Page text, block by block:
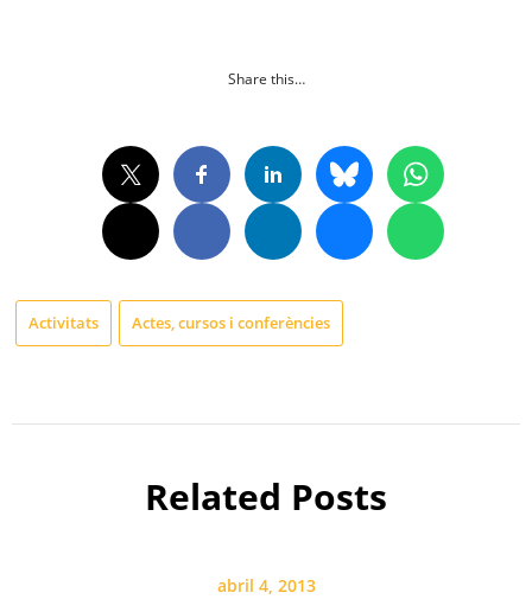
Share this…
Activitats Actes, cursos i conferències
Related Posts
abril 4, 2013